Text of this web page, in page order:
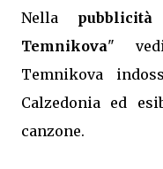
Nella pubblicità
Temnikova"
Temnikova
Calzedonia ed
canzone.